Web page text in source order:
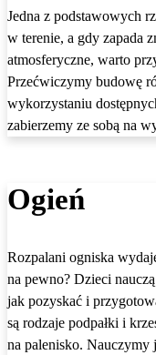
Jedna z podstawowych
w terenie, a gdy zapada
atmosferyczne, warto
Przećwiczymy budowę
wykorzystaniu
zabierzemy ze sobą na
Ogień
Rozpalani ogniska
na pewno? Dzieci
jak pozyskać i
są rodzaje podpałki i
na palenisko. Nauczymy